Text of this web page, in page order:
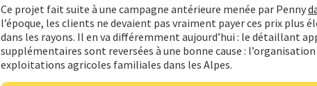
Ce projet fait suite à une campagne antérieure menée par Penny
l’époque, les clients ne devaient pas vraiment payer ces prix plus
dans les rayons. Il en va différemment aujourd’hui : le détaillant
supplémentaires sont reversées à une bonne cause :
exploitations agricoles familiales dans les Alpes.